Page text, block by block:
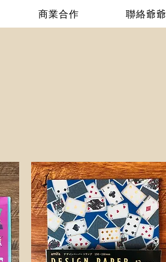
商業合作 聯絡爺爺